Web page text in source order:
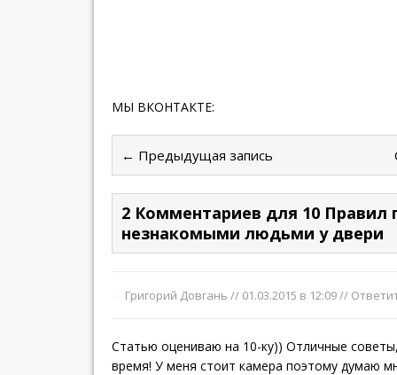
МЫ ВКОНТАКТЕ:
← Предыдущая запись
2 Комментариев для 10 Правил
незнакомыми людьми у двери
Григорий Довгань // 01.03.2015 в 12:09//
Статью оцениваю на 10-ку)) Отличные
время! У меня стоит камера поэтому думаю